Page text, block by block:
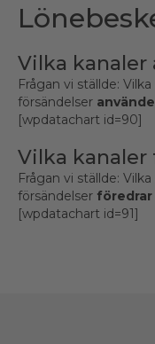
Vilka kanaler
Frågan vi ställde:
försändelser
[wpdatachart id=90]
Vilka kanaler
Frågan vi ställde:
försändelser föredrar
[wpdatachart id=91]